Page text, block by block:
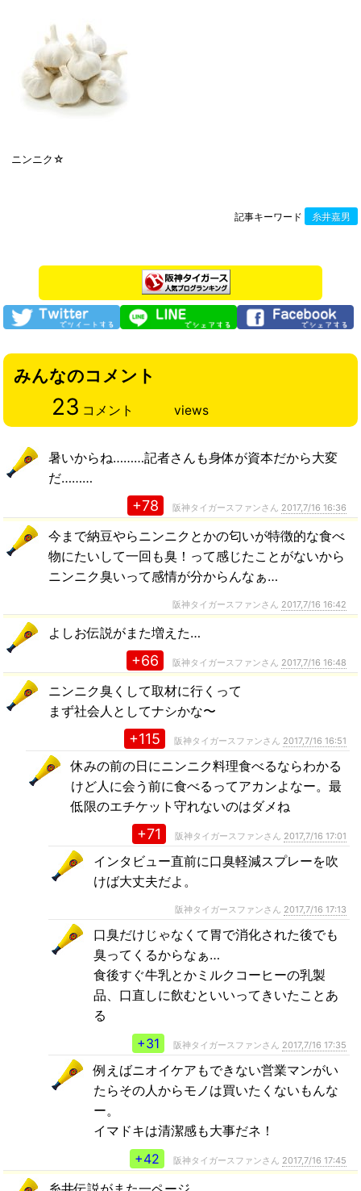
ニンニク☆
記事キーワード 糸井嘉男
みんなのコメント
23 コメント views
暑いからね………記者さんも身体が資本だから大変
だ………
+78 阪神タイガースファンさん 2017,7/16 16:36
今まで納豆やらニンニクとかの匂いが特徴的な食べ
物にたいして一回も臭！って感じたことがないから
ニンニク臭いって感情が分からんなぁ…
阪神タイガースファンさん 2017,7/16 16:42
よしお伝説がまた増えた…
+66 阪神タイガースファンさん 2017,7/16 16:48
ニンニク臭くして取材に行くって
まず社会人としてナシかな〜
+115 阪神タイガースファンさん 2017,7/16 16:51
休みの前の日にニンニク料理食べるならわかる
けど人に会う前に食べるってアカンよなー。最
低限のエチケット守れないのはダメね
+71 阪神タイガースファンさん 2017,7/16 17:01
インタビュー直前に口臭軽減スプレーを吹
けば大丈夫だよ。
阪神タイガースファンさん 2017,7/16 17:13
口臭だけじゃなくて胃で消化された後でも
臭ってくるからなぁ…
食後すぐ牛乳とかミルクコーヒーの乳製
品、口直しに飲むといいってきいたことあ
る
+31
阪神タイガースファンさん 2017,7/16 17:35
例えばニオイケアもできない営業マンがい
たらその人からモノは買いたくないもんな
ー。
イマドキは清潔感も大事だネ！
+42
阪神タイガースファンさん 2017,7/16 17:45